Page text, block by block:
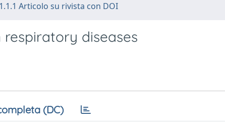
1.1.1 Articolo su rivista con DOI
diseases
(DC)